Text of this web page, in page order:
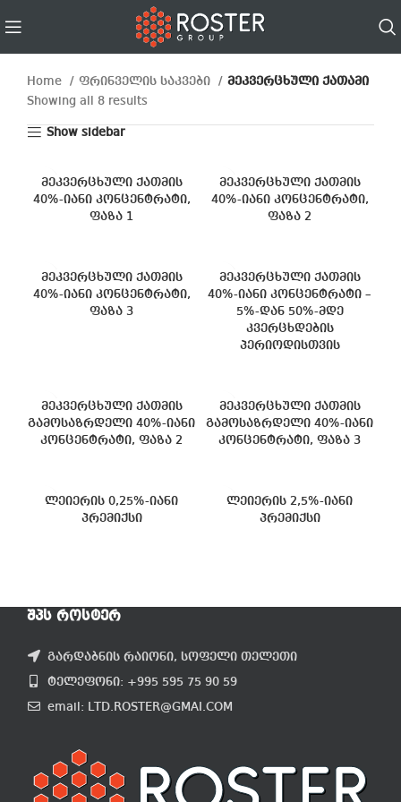
Home ფრინველის საკვები
მეკვერცხული ქათამი
Showing all 8 results
Show sidebar
მეკვერცხული ქათმის
40%-იანი კონცენტრატი,
ფაზა 1
მეკვერცხული ქათმის
40%-იანი კონცენტრატი,
ფაზა 2
მეკვერცხული ქათმის
40%-იანი კონცენტრატი,
ფაზა 3
მეკვერცხული ქათმის
40%-იანი კონცენტრატი –
5%-დან 50%-მდე
კვერცხდების
პერიოდისთვის
მეკვერცხული ქათმის
გამოსაზრდელი 40%-იანი
კონცენტრატი, ფაზა 2
მეკვერცხული ქათმის
გამოსაზრდელი 40%-იანი
კონცენტრატი, ფაზა 3
ლეიერის 0,25%-იანი
პრემიქსი
ლეიერის 2,5%-იანი
პრემიქსი
ᲨᲞᲡ ᲠᲝᲡᲢᲔᲠ
გარდაბნის რაიონი, სოფელი თელეთი
ტელეფონი: +995 595 75 90 59
email: LTD.ROSTER@GMAI.COM